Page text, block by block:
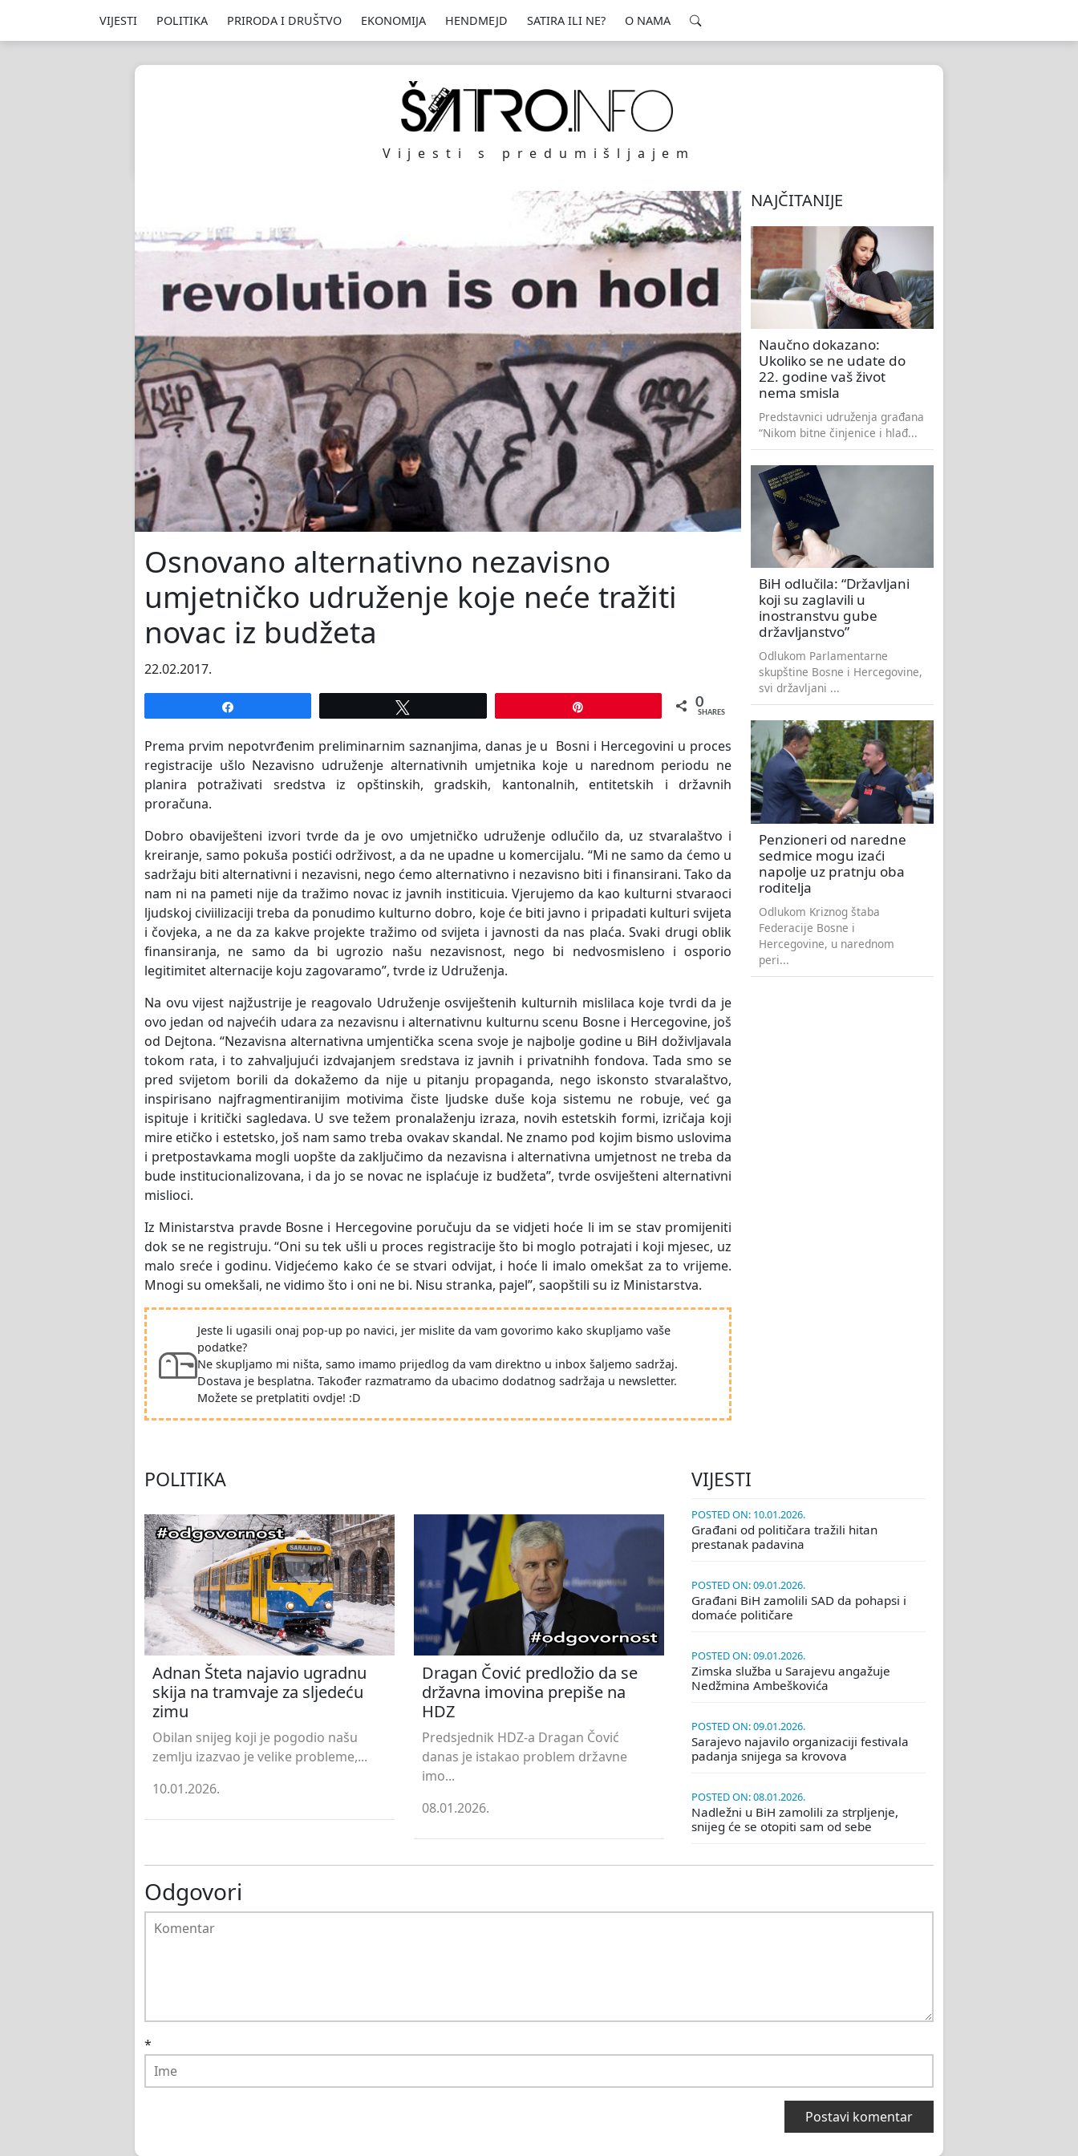
VIJESTI POLITIKA PRIRODA I DRUŠTVO EKONOMIJA HENDMEJD SATIRA ILI NE? O NAMA
Vijesti s predumišljajem
Osnovano alternativno nezavisno
umjetničko udruženje koje neće tražiti
novac iz budžeta
22.02.2017.
0
SHARES
Prema prvim nepotvrđenim preliminarnim saznanjima, danas je u Bosni i Hercegovini u proces
registracije ušlo Nezavisno udruženje alternativnih umjetnika koje u narednom periodu ne
planira potraživati sredstva iz opštinskih, gradskih, kantonalnih, entitetskih i državnih
proračuna.
Dobro obaviješteni izvori tvrde da je ovo umjetničko udruženje odlučilo da, uz stvaralaštvo i
kreiranje, samo pokuša postići održivost, a da ne upadne u komercijalu. “Mi ne samo da ćemo u
sadržaju biti alternativni i nezavisni, nego ćemo alternativno i nezavisno biti i finansirani. Tako da
nam ni na pameti nije da tražimo novac iz javnih institicuia. Vjerujemo da kao kulturni stvaraoci
ljudskoj civiilizaciji treba da ponudimo kulturno dobro, koje će biti javno i pripadati kulturi svijeta
i čovjeka, a ne da za kakve projekte tražimo od svijeta i javnosti da nas plaća. Svaki drugi oblik
finansiranja, ne samo da bi ugrozio našu nezavisnost, nego bi nedvosmisleno i osporio
legitimitet alternacije koju zagovaramo”, tvrde iz Udruženja.
Na ovu vijest najžustrije je reagovalo Udruženje osviještenih kulturnih mislilaca koje tvrdi da je
ovo jedan od najvećih udara za nezavisnu i alternativnu kulturnu scenu Bosne i Hercegovine, još
od Dejtona. “Nezavisna alternativna umjentička scena svoje je najbolje godine u BiH doživljavala
tokom rata, i to zahvaljujući izdvajanjem sredstava iz javnih i privatnihh fondova. Tada smo se
pred svijetom borili da dokažemo da nije u pitanju propaganda, nego iskonsto stvaralaštvo,
inspirisano najfragmentiranijim motivima čiste ljudske duše koja sistemu ne robuje, već ga
ispituje i kritički sagledava. U sve težem pronalaženju izraza, novih estetskih formi, izričaja koji
mire etičko i estetsko, još nam samo treba ovakav skandal. Ne znamo pod kojim bismo uslovima
i pretpostavkama mogli uopšte da zaključimo da nezavisna i alternativna umjetnost ne treba da
bude institucionalizovana, i da jo se novac ne isplaćuje iz budžeta”, tvrde osviješteni alternativni
mislioci.
Iz Ministarstva pravde Bosne i Hercegovine poručuju da se vidjeti hoće li im se stav promijeniti
dok se ne registruju. “Oni su tek ušli u proces registracije što bi moglo potrajati i koji mjesec, uz
malo sreće i godinu. Vidjećemo kako će se stvari odvijat, i hoće li imalo omekšat za to vrijeme.
Mnogi su omekšali, ne vidimo što i oni ne bi. Nisu stranka, pajel”, saopštili su iz Ministarstva.
Jeste li ugasili onaj pop-up po navici, jer mislite da vam govorimo kako skupljamo vaše
podatke?
Ne skupljamo mi ništa, samo imamo prijedlog da vam direktno u inbox šaljemo sadržaj.
Dostava je besplatna. Također razmatramo da ubacimo dodatnog sadržaja u newsletter.
Možete se pretplatiti ovdje! :D
NAJČITANIJE
Naučno dokazano:
Ukoliko se ne udate do
22. godine vaš život
nema smisla
Predstavnici udruženja građana
“Nikom bitne činjenice i hlađ...
BiH odlučila: “Državljani
koji su zaglavili u
inostranstvu gube
državljanstvo”
Odlukom Parlamentarne
skupštine Bosne i Hercegovine,
svi državljani ...
Penzioneri od naredne
sedmice mogu izaći
napolje uz pratnju oba
roditelja
Odlukom Kriznog štaba
Federacije Bosne i
Hercegovine, u narednom
peri...
POLITIKA
Adnan Šteta najavio ugradnu
skija na tramvaje za sljedeću
zimu
Obilan snijeg koji je pogodio našu
zemlju izazvao je velike probleme,...
10.01.2026.
Dragan Čović predložio da se
državna imovina prepiše na
HDZ
Predsjednik HDZ-a Dragan Čović
danas je istakao problem državne
imo...
08.01.2026.
VIJESTI
POSTED ON: 10.01.2026.
Građani od političara tražili hitan
prestanak padavina
POSTED ON: 09.01.2026.
Građani BiH zamolili SAD da pohapsi i
domaće političare
POSTED ON: 09.01.2026.
Zimska služba u Sarajevu angažuje
Nedžmina Ambeškovića
POSTED ON: 09.01.2026.
Sarajevo najavilo organizaciji festivala
padanja snijega sa krovova
POSTED ON: 08.01.2026.
Nadležni u BiH zamolili za strpljenje,
snijeg će se otopiti sam od sebe
Odgovori
*